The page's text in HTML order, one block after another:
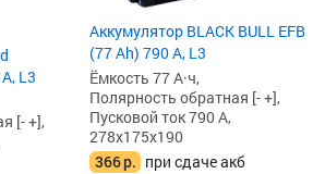
L3
[- +],
Аккумулятор BLACK BULL EFB
(77 Ah) 790 А, L3
Ёмкость 77 А·ч,
Полярность обратная [- +],
Пусковой ток 790 А,
278x175x190
366р. при сдаче акб